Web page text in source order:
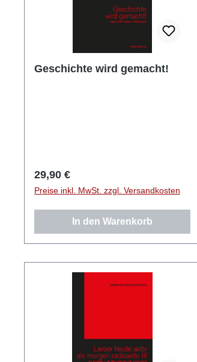
Geschichte wird gemacht!
Regulärer Preis:
29,90 €
Preise inkl. MwSt. zzgl. Versandkosten
In den Warenkorb